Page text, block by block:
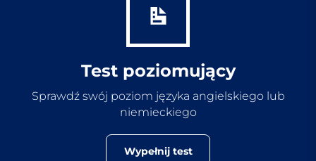
Test poziomujący
Sprawdź swój poziom języka angielskiego lub
niemieckiego
Wypełnij test